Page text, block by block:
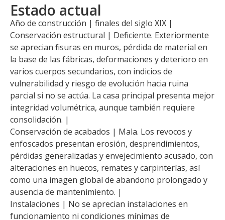
Estado actual
Año de construcción | finales del siglo XIX |
Conservación estructural | Deficiente. Exteriormente
se aprecian fisuras en muros, pérdida de material en
la base de las fábricas, deformaciones y deterioro en
varios cuerpos secundarios, con indicios de
vulnerabilidad y riesgo de evolución hacia ruina
parcial si no se actúa. La casa principal presenta mejor
integridad volumétrica, aunque también requiere
consolidación. |
Conservación de acabados | Mala. Los revocos y
enfoscados presentan erosión, desprendimientos,
pérdidas generalizadas y envejecimiento acusado, con
alteraciones en huecos, remates y carpinterías, así
como una imagen global de abandono prolongado y
ausencia de mantenimiento. |
Instalaciones | No se aprecian instalaciones en
funcionamiento ni condiciones mínimas de